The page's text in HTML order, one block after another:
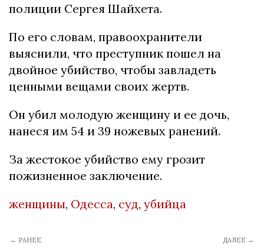
полиции Сергея Шайхета.
По его словам, правоохранители
выяснили, что преступник пошел на
двойное убийство, чтобы завладеть
ценными вещами своих жертв.
Он убил молодую женщину и ее дочь,
нанеся им 54 и 39 ножевых ранений.
За жестокое убийство ему грозит
пожизненное заключение.
женщины, Одесса, суд, убийца
← РАНЕЕ ДАЛЕЕ →